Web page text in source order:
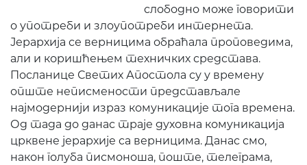
слободно може говорити
о употреби и злоупотреби интернета.
Јерархија се верницима обраћала проповедима,
али и коришћењем техничких средстава.
Посланице Светих Апостола су у времену
опште неписмености представљале
најмодернији израз комуникације тога времена.
Од тада до данас траје духовна комуникација
црквене јерархије са верницима. Данас смо,
након голуба писмоноша, поште, телеграма,